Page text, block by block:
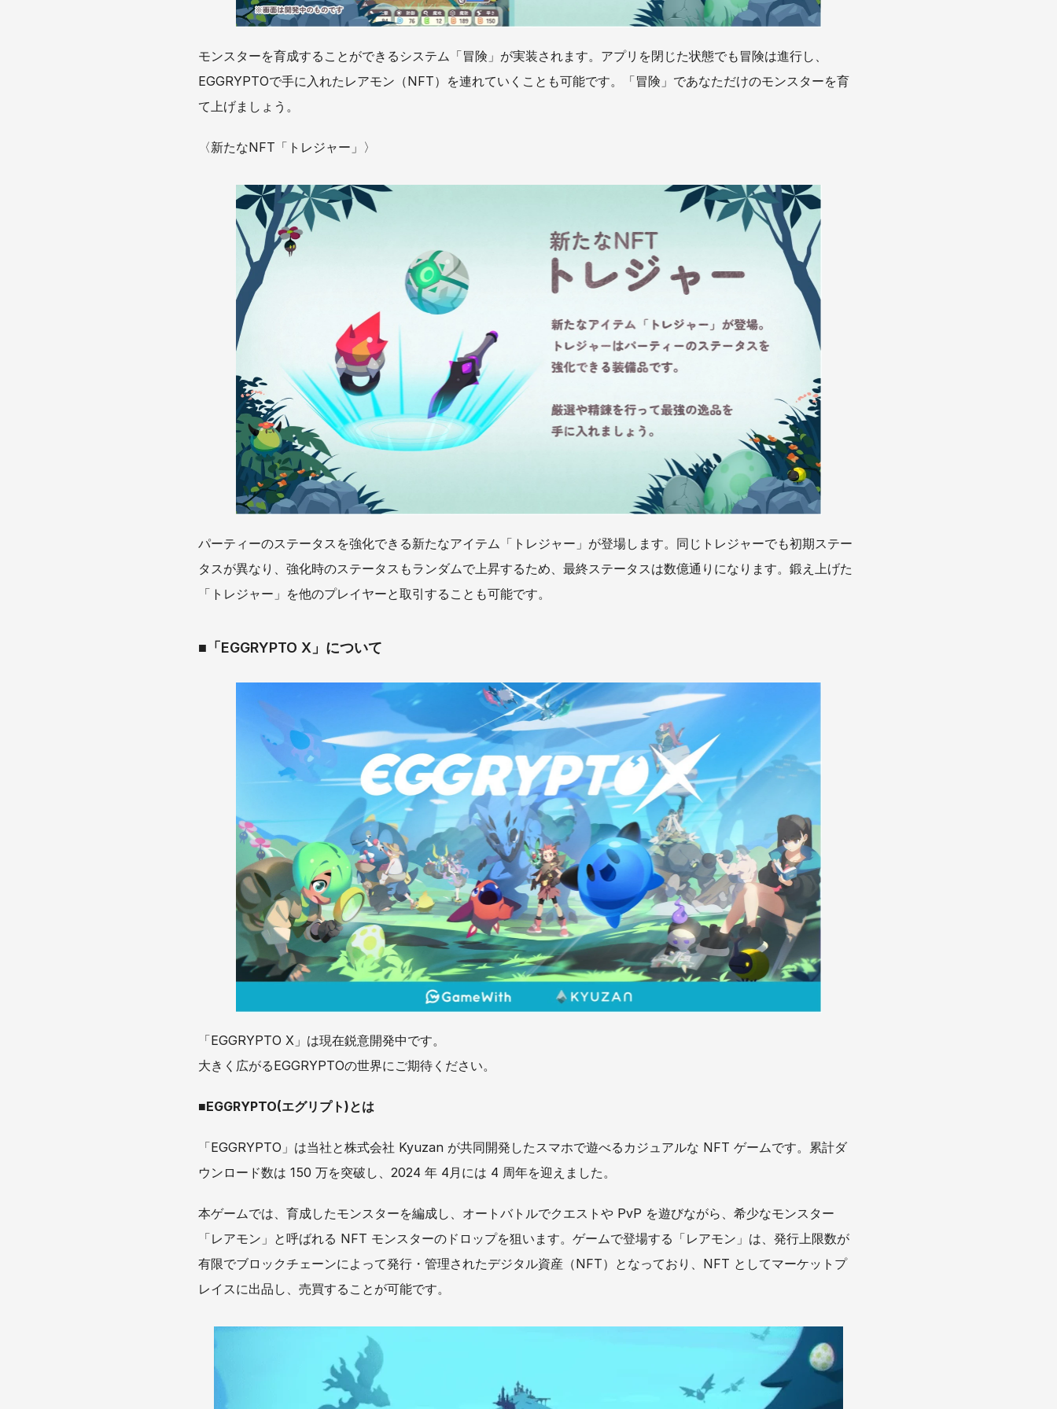
モンスターを育成することができるシステム「冒険」が実装されます。アプリを閉じた状態でも冒険は進行し、
EGGRYPTOで手に入れたレアモン（NFT）を連れていくことも可能です。「冒険」であなただけのモンスターを育
て上げましょう。
〈新たなNFT「トレジャー」〉
パーティーのステータスを強化できる新たなアイテム「トレジャー」が登場します。同じトレジャーでも初期ステー
タスが異なり、強化時のステータスもランダムで上昇するため、最終ステータスは数億通りになります。鍛え上げた
「トレジャー」を他のプレイヤーと取引することも可能です。
■「EGGRYPTO X」について
「EGGRYPTO X」は現在鋭意開発中です。
大きく広がるEGGRYPTOの世界にご期待ください。
■EGGRYPTO(エグリプト)とは
「EGGRYPTO」は当社と株式会社 Kyuzan が共同開発したスマホで遊べるカジュアルな NFT ゲームです。累計ダ
ウンロード数は 150 万を突破し、2024 年 4月には 4 周年を迎えました。
本ゲームでは、育成したモンスターを編成し、オートバトルでクエストや PvP を遊びながら、希少なモンスター
「レアモン」と呼ばれる NFT モンスターのドロップを狙います。ゲームで登場する「レアモン」は、発行上限数が
有限でブロックチェーンによって発行・管理されたデジタル資産（NFT）となっており、NFT としてマーケットプ
レイスに出品し、売買することが可能です。